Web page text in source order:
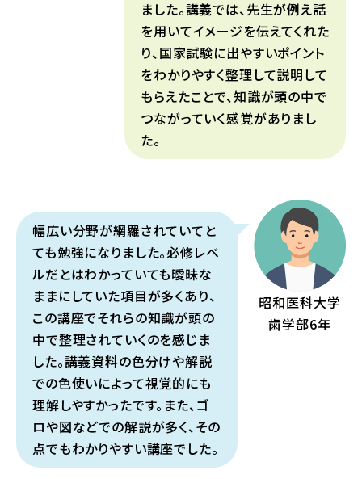
ました。講義では、先生が例え話
を用いてイメージを伝えてくれた
り、国家試験に出やすいポイント
をわかりやすく整理して説明して
もらえたことで、知識が頭の中で
つながっていく感覚がありまし
た。
昭和医科大学
歯学部6年
幅広い分野が網羅されていてと
ても勉強になりました。必修レベ
ルだとはわかっていても曖昧な
ままにしていた項目が多くあり、
この講座でそれらの知識が頭の
中で整理されていくのを感じま
した。講義資料の色分けや解説
での色使いによって視覚的にも
理解しやすかったです。また、ゴ
ロや図などでの解説が多く、その
点でもわかりやすい講座でした。